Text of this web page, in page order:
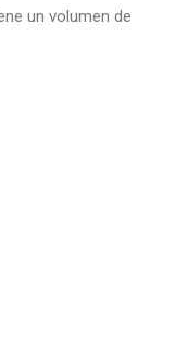
un volumen de